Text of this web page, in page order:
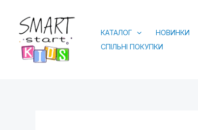
вмісту
КАТАЛОГ НОВИНКИ
СПІЛЬНІ ПОКУПКИ